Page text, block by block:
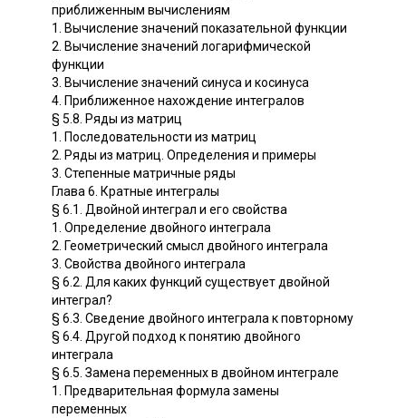
приближенным вычислениям
1. Вычисление значений показательной функции
2. Вычисление значений логарифмической
функции
3. Вычисление значений синуса и косинуса
4. Приближенное нахождение интегралов
§ 5.8. Ряды из матриц
1. Последовательности из матриц
2. Ряды из матриц. Определения и примеры
3. Степенные матричные ряды
Глава 6. Кратные интегралы
§ 6.1. Двойной интеграл и его свойства
1. Определение двойного интеграла
2. Геометрический смысл двойного интеграла
3. Свойства двойного интеграла
§ 6.2. Для каких функций существует двойной
интеграл?
§ 6.3. Сведение двойного интеграла к повторному
§ 6.4. Другой подход к понятию двойного
интеграла
§ 6.5. Замена переменных в двойном интеграле
1. Предварительная формула замены
переменных